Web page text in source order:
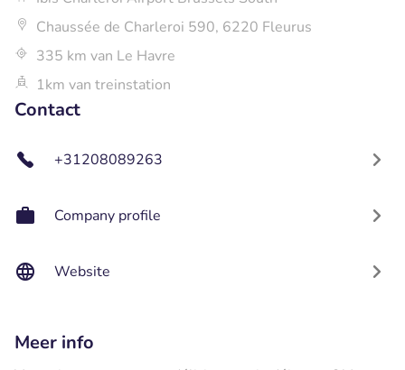
Chaussée de Charleroi 590, 6220 Fleurus
335 km van Le Havre
1km van treinstation
Contact
+31208089263
Company profile
Website
Meer info